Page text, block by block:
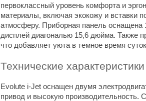
первоклассный уровень комфорта и
материалы, включая экокожу и вставки
атмосферу. Приборная панель
дисплей диагональю 15,6 дюйма. Также
что добавляет уюта в темное время
Технические характеристики
Evolute i-Jet оснащен двумя
привод и высокую производительность.